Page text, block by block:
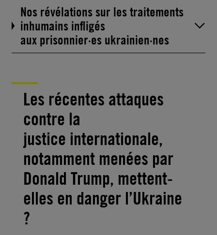
Nos révélations sur les traitements
inhumains infligés
aux prisonnier·es ukrainien·nes
Les récentes attaques
contre la
justice internationale,
notamment menées par
Donald Trump, mettent-
elles en danger l’Ukraine
?